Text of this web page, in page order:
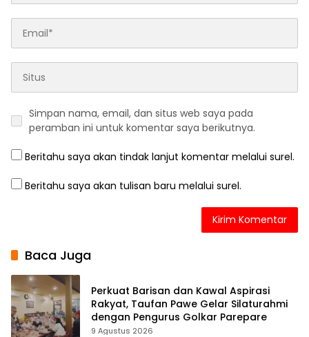
Simpan nama, email, dan situs web saya pada
peramban ini untuk komentar saya berikutnya.
Beritahu saya akan tindak lanjut komentar melalui surel.
Beritahu saya akan tulisan baru melalui surel.
Baca Juga
Perkuat Barisan dan Kawal Aspirasi
Rakyat, Taufan Pawe Gelar Silaturahmi
dengan Pengurus Golkar Parepare
9 Agustus 2026